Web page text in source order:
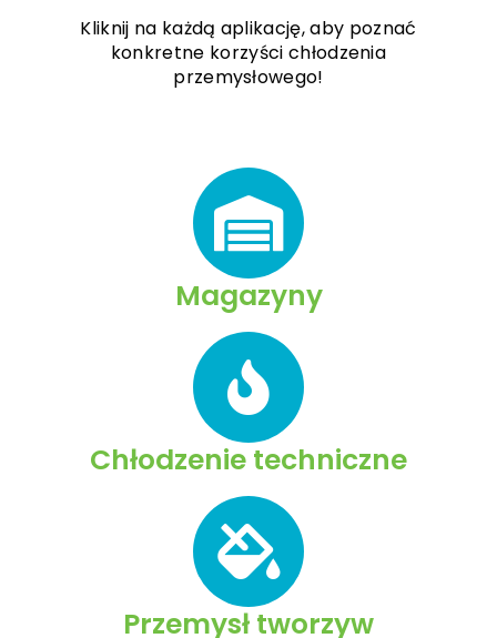
Kliknij na każdą aplikację, aby poznać
konkretne korzyści chłodzenia
przemysłowego!
Magazyny
Chłodzenie techniczne
Przemysł tworzyw